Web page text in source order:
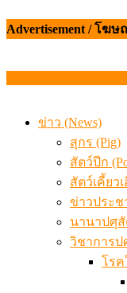
เดินหน้าดัน “ร
Advertisement / โฆษ
ข่าว (News)
สุกร (Pig)
สัตว์ปีก
สัตว์เคี้ยว
ข่าวประช
นานาปศุสั
วิชาการป
โรค